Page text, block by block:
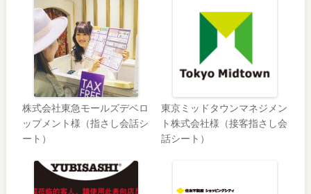
株式会社東急モールズデベロ
ップメント様（指さし会話シ
ート）
東京ミッドタウンマネジメン
ト株式会社様（接客指さし会
話シート）